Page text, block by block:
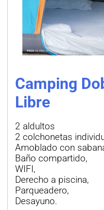
Camping
Libre
2 aldultos
2 colchonetas
Amoblado con
Baño compartido,
WIFI,
Derecho a piscina,
Parqueadero,
Desayuno.